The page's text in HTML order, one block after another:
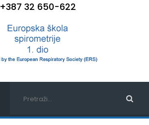
+387 32 650-622